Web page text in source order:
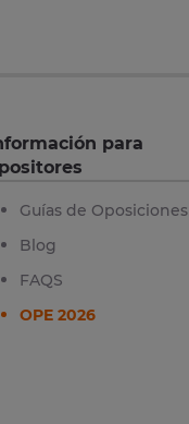
para
Guías de Oposiciones
Blog
FAQS
OPE 2026